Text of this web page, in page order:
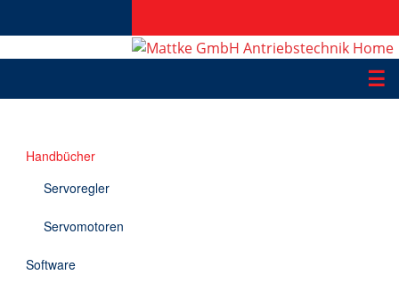
☰
Applikationen
Informationen
Handbücher
Servoregler
Servomotoren
Software